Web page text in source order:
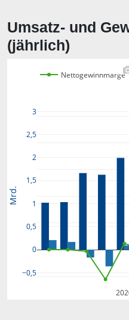
Umsatz- und
(jährlich)
−0,5
0
0,5
1
1,5
2
2,5
3
Nettogewinnmarge
Mrd.